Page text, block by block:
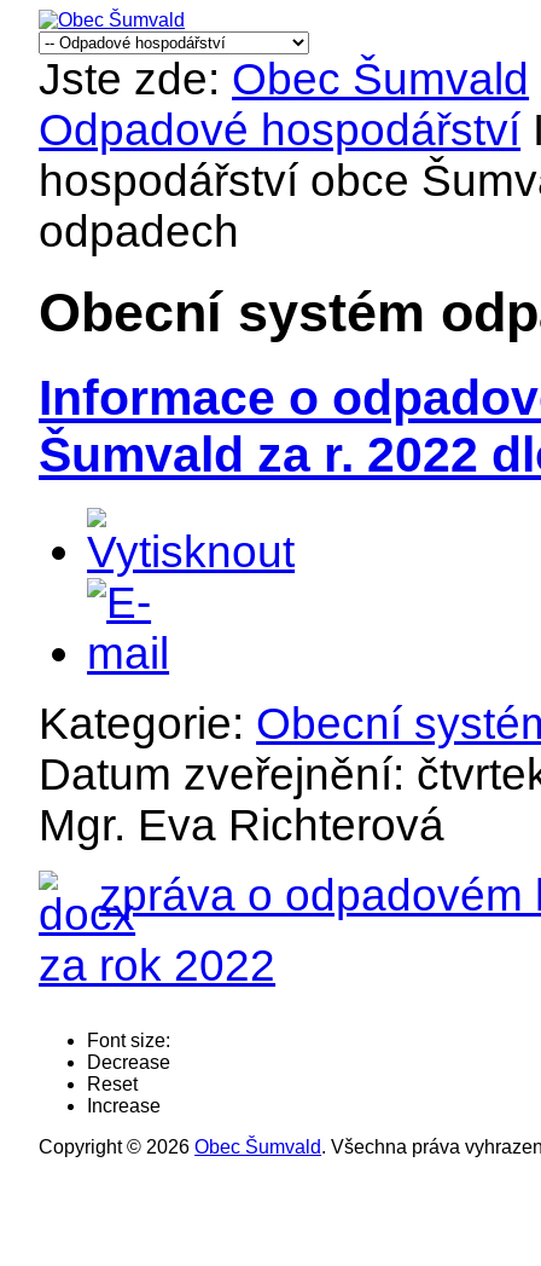
Jste zde: Obec Šumvald
Odpadové hospodářství
hospodářství obce
odpadech
Obecní systém
Informace o
Šumvald za r. 2022
Kategorie: Obecní
Datum zveřejnění:
Mgr. Eva Richterová
zpráva o
za rok 2022
Font size:
Decrease
Reset
Increase
Copyright © 2026Obec Šumvald. Všechna práva